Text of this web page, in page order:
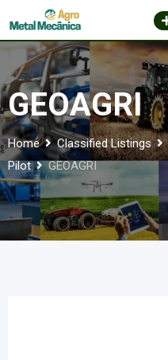
to
content
GEOAGRI
Home Classified Listings
Pilot
GEOAGRI